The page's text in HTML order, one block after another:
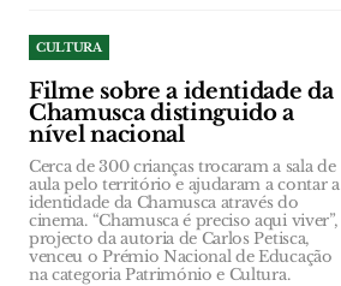
CULTURA
Filme sobre a identidade da
Chamusca distinguido a
nível nacional
Cerca de 300 crianças trocaram a sala de
aula pelo território e ajudaram a contar a
identidade da Chamusca através do
cinema. “Chamusca é preciso aqui viver”,
projecto da autoria de Carlos Petisca,
venceu o Prémio Nacional de Educação
na categoria Património e Cultura.